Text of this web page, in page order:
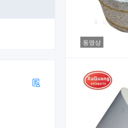
동영상